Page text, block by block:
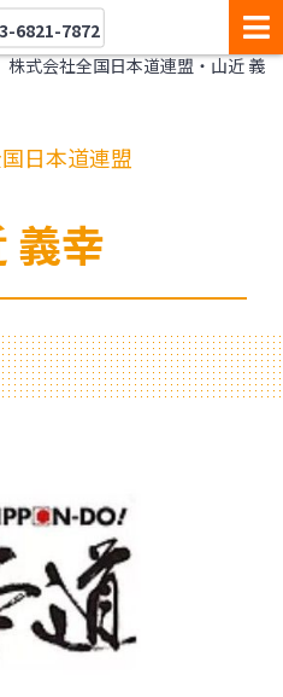
6821-7872
株式会社全国日本道連盟・山近 義
日本道連盟
義幸